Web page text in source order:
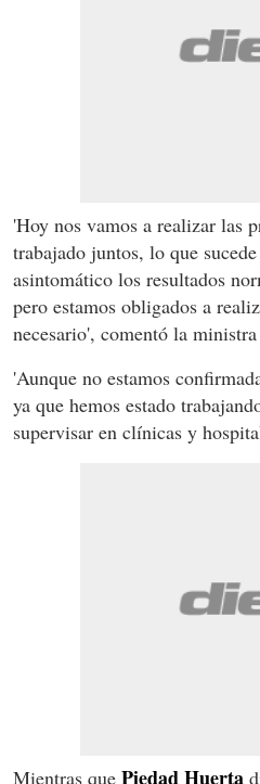
'Hoy nos vamos a realizar las
trabajado juntos, lo que
asintomático los resultados
pero estamos obligados a
necesario', comentó la
'Aunque no estamos
ya que hemos estado
supervisar en clínicas y
Mientras que Piedad Huerta